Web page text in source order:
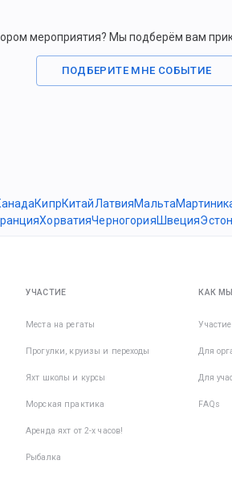
мероприятия? Мы подберём вам
ПОДБЕРИТЕ МНЕ СОБЫТИЕ
КипрКитайЛатвияМальта
ХорватияЧерногорияШвеция
УЧАСТИЕ
Места на регаты
Прогулки, круизы и переходы
Яхт школы и курсы
Морская практика
Аренда яхт от 2-х часов!
Рыбалка
КАК
Для
Для
FAQs